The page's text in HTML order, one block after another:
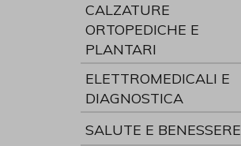
CALZATURE
ORTOPEDICHE E
PLANTARI
ELETTROMEDICALI E
DIAGNOSTICA
SALUTE E BENESSERE